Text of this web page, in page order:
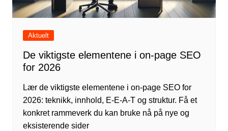
Aktuelt
De viktigste elementene i on-page SEO
for 2026
Lær de viktigste elementene i on-page SEO for
2026: teknikk, innhold, E-E-A-T og struktur. Få et
konkret rammeverk du kan bruke nå på nye og
eksisterende sider